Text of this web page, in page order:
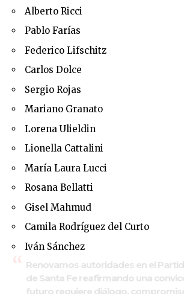
Alberto Ricci
Pablo Farías
Federico Lifschitz
Carlos Dolce
Sergio Rojas
Mariano Granato
Lorena Ulieldin
Lionella Cattalini
María Laura Lucci
Rosana Bellatti
Gisel Mahmud
Camila Rodríguez del Curto
Iván Sánchez
Renovamos autoridades en el
de Santa Fe reafirmando una
futuro requiere diálogo,